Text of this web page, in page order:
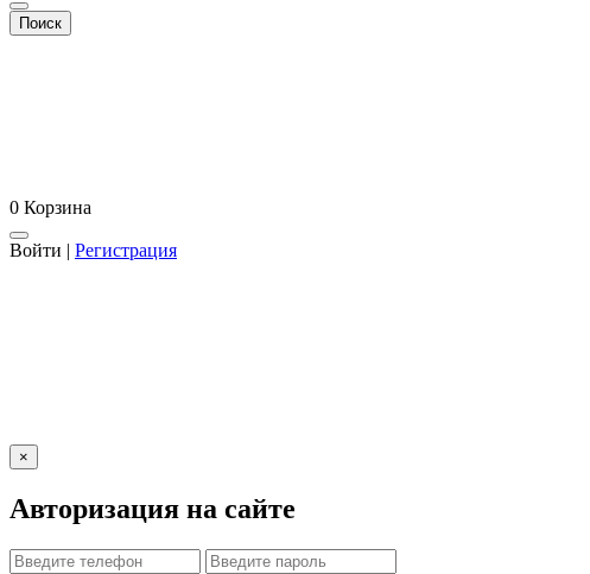
0 Корзина
Войти | Регистрация
×
Авторизация на сайте